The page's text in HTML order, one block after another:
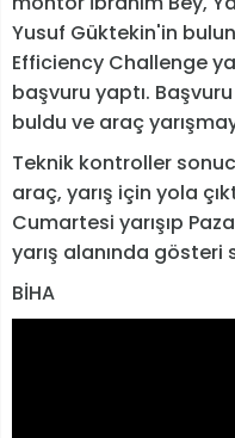
Yusuf Güktekin'in
Efficiency Challenge
başvuru yaptı.
buldu ve araç
Teknik kontroller
araç, yarış için yola
Cumartesi yarışıp
yarış alanında
BİHA